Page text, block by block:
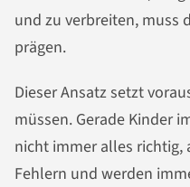
und zu verbreiten, muss
prägen.
Dieser Ansatz setzt
müssen. Gerade Kinder
nicht immer alles richtig,
Fehlern und werden